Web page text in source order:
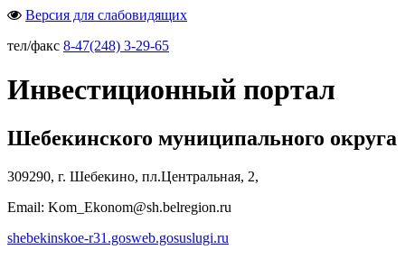
Версия для слабовидящих
тел/факс 8-47(248) 3-29-65
Инвестиционный портал
Шебекинского муниципального округа
309290, г. Шебекино, пл.Центральная, 2,
Email: Kom_Ekonom@sh.belregion.ru
shebekinskoe-r31.gosweb.gosuslugi.ru